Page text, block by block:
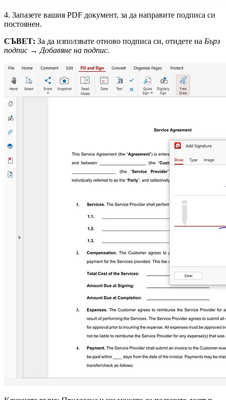
4. Запазете вашия PDF документ, за да направите подписа си
постоянен.
СЪВЕТ: За да използвате отново подписа си, отидете на Бърз
подпис → Добавяне на подпис.